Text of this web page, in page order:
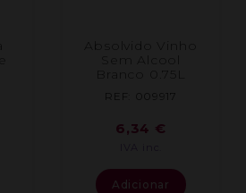
Absolvido Vinho
Branco 0.75L
REF: 009917
6,34 €
Adicionar